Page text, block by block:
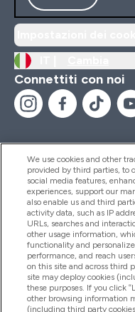
Connettiti con noi
Aiuto &
Prodotti
Chi Siamo
We use cookies and other
provided by third parties, to
social media features,
experiences, support our
also enable us and third
activity data, such as IP
URLs, searches and
other usage information,
functionality and
performance, and reach
on this site and across third
site may deploy cookies
these purposes. If you click
other browsing information
(including third party